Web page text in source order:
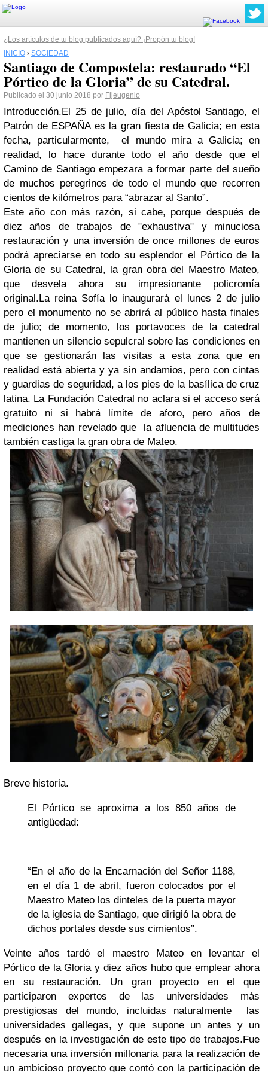
¿Los artículos de tu blog publicados aquí? ¡Propón tu blog!
INICIO › SOCIEDAD
Santiago de Compostela: restaurado “El
Pórtico de la Gloria” de su Catedral.
Publicado el 30 junio 2018 por Fjjeugenio
Introducción.El 25 de julio, día del Apóstol Santiago, el
Patrón de ESPAÑAes la gran fiesta de Galicia; en esta
fecha, particularmente, el mundo mira a Galicia; en
realidad, lo hace durante todo el año desde que el
Camino de Santiagoempezara a formar parte del sueño
de muchos peregrinos de todo el mundo que recorren
cientos de kilómetros para “abrazar al Santo”.
Este año con más razón, si cabe, porque después de
diez años de trabajos de "exhaustiva" y minuciosa
restauración y una inversión de once millones de euros
podrá apreciarse en todo su esplendor el Pórtico de la
Gloria de su Catedral, la gran obra del Maestro Mateo,
que desvela ahora su impresionante policromía
original.La reina Sofía lo inaugurará el lunes 2 de julio
pero el monumento no se abrirá al público hasta finales
de julio; de momento, los portavoces de la catedral
mantienen un silencio sepulcral sobre las condiciones en
que se gestionarán las visitas a esta zona que en
realidad está abierta y ya sin andamios, pero con cintas
y guardias de seguridad, a los pies de la basílica de cruz
latina. La Fundación Catedral no aclara si el acceso será
gratuito ni si habrá límite de aforo, pero años de
mediciones han revelado que la afluencia de multitudes
también castiga la gran obra de Mateo.
Breve historia.
El Pórtico se aproxima a los 850 años de
antigüedad:
“En el año de la Encarnación del Señor 1188,
en el día 1 de abril, fueron colocados por el
Maestro Mateo los dinteles de la puerta mayor
de la iglesia de Santiago, que dirigió la obra de
dichos portales desde sus cimientos”.
Veinte años tardó el maestro Mateo en levantar el
Pórtico de la Gloriay diez años hubo que emplear ahora
en su restauración. Un gran proyecto en el que
participaron expertos de las universidades más
prestigiosas del mundo, incluidas naturalmente las
universidades gallegas, y que supone un antes y un
después en la investigación de este tipo de trabajos.Fue
necesaria una inversión millonaria para la realización de
un ambicioso proyecto que contó con la participación de